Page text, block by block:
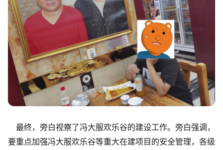
最终，旁白视察了冯大服欢乐谷的建设工作。旁白强调，
要重点加强冯大服欢乐谷等重大在建项目的安全管理，各级